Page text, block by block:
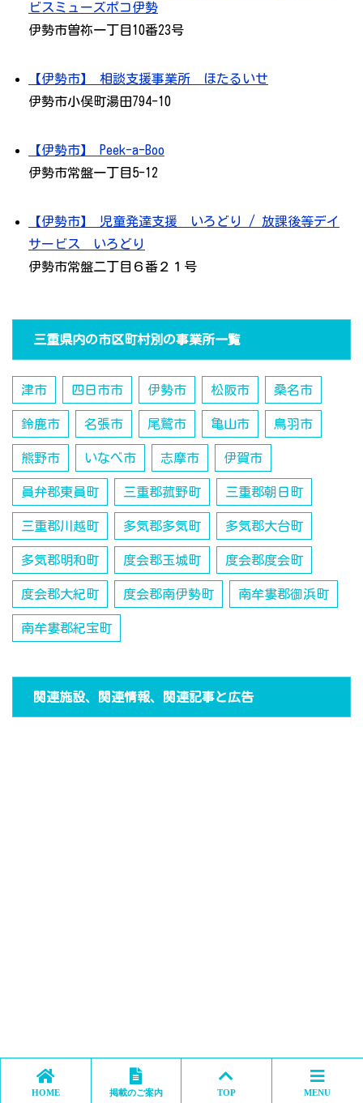
ビスミューズポコ伊勢
伊勢市曽祢一丁目10番23号
【伊勢市】 相談支援事業所 ほたるいせ
伊勢市小俣町湯田794-10
【伊勢市】 Peek-a-Boo
伊勢市常盤一丁目5-12
【伊勢市】 児童発達支援 いろどり / 放課後等デイ
サービス いろどり
伊勢市常盤二丁目６番２１号
三重県内の市区町村別の事業所一覧
津市 四日市市 伊勢市 松阪市 桑名市
鈴鹿市 名張市 尾鷲市 亀山市 鳥羽市
熊野市 いなべ市 志摩市 伊賀市
員弁郡東員町 三重郡菰野町 三重郡朝日町
三重郡川越町 多気郡多気町 多気郡大台町
多気郡明和町 度会郡玉城町 度会郡度会町
度会郡大紀町 度会郡南伊勢町 南牟婁郡御浜町
南牟婁郡紀宝町
関連施設、関連情報、関連記事と広告
HOME 掲載のご案内 TOP MENU